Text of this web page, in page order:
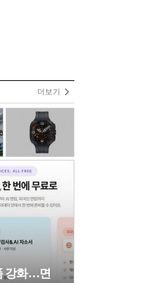
더보기
강화…면